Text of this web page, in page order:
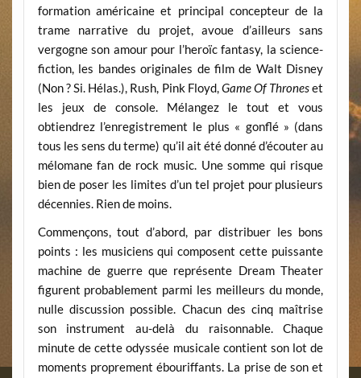
formation américaine et principal concepteur de la
trame narrative du projet, avoue d’ailleurs sans
vergogne son amour pour l’heroïc fantasy, la science-
fiction, les bandes originales de film de Walt Disney
(Non ? Si. Hélas.), Rush, Pink Floyd,Game Of Throneset
les jeux de console. Mélangez le tout et vous
obtiendrez l’enregistrement le plus « gonflé » (dans
tous les sens du terme) qu’il ait été donné d’écouter au
mélomane fan de rock music. Une somme qui risque
bien de poser les limites d’un tel projet pour plusieurs
décennies. Rien de moins.
Commençons, tout d’abord, par distribuer les bons
points : les musiciens qui composent cette puissante
machine de guerre que représente Dream Theater
figurent probablement parmi les meilleurs du monde,
nulle discussion possible. Chacun des cinq maîtrise
son instrument au-delà du raisonnable. Chaque
minute de cette odyssée musicale contient son lot de
moments proprement ébouriffants. La prise de son et